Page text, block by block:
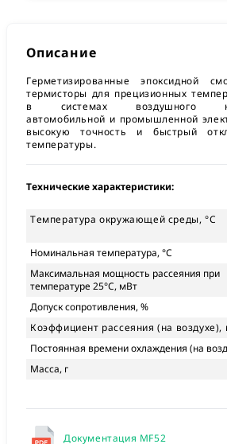
Описание
Герметизированные эпоксидной
термисторы для прецизионных
в системах воздушного
автомобильной и промышленной
высокую точность и быстрый
температуры.
Технические характеристики:
Температура окружающей среды, °С
Номинальная температура, °С
Максимальная мощность рассеяния при
температуре 25°C, мВт
Допуск сопротивления, %
Коэффициент рассеяния (на воздухе),
Постоянная времени охлаждения (на
Масса, г
Документация MF52